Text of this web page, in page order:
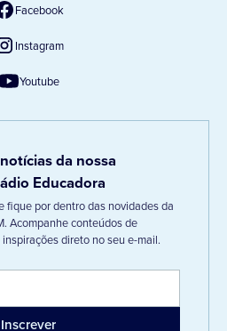
Facebook
Instagram
Youtube
da nossa
Educadora
fique por dentro das novidades da
Acompanhe conteúdos de
direto no seu e-mail.